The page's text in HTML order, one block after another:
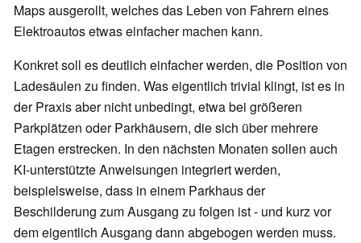
Maps ausgerollt, welches das Leben von Fahrern eines
Elektroautos etwas einfacher machen kann.
Konkret soll es deutlich einfacher werden, die Position von
Ladesäulen zu finden. Was eigentlich trivial klingt, ist es in
der Praxis aber nicht unbedingt, etwa bei größeren
Parkplätzen oder Parkhäusern, die sich über mehrere
Etagen erstrecken. In den nächsten Monaten sollen auch
KI-unterstützte Anweisungen integriert werden,
beispielsweise, dass in einem Parkhaus der
Beschilderung zum Ausgang zu folgen ist - und kurz vor
dem eigentlich Ausgang dann abgebogen werden muss.